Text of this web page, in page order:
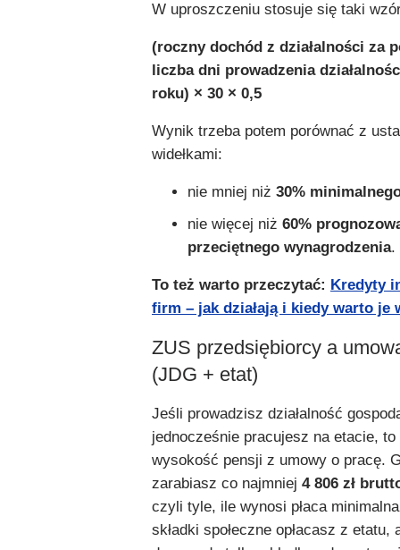
W uproszczeniu stosuje się taki
(roczny dochód z działalności za
liczba dni prowadzenia
roku) × 30 × 0,5
Wynik trzeba potem porównać z
widełkami:
nie mniej niż 30%
nie więcej niż 60%
przeciętnego wynagrodzenia.
To też warto przeczytać: Kredyty
firm – jak działają i kiedy warto je
ZUS przedsiębiorcy a
(JDG + etat)
Jeśli prowadzisz działalność
jednocześnie pracujesz na etacie,
wysokość pensji z umowy o pracę.
zarabiasz co najmniej 4 806 zł
czyli tyle, ile wynosi płaca
składki społeczne opłacasz z etatu,